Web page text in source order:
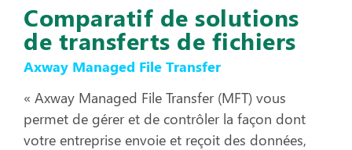
Comparatif de solutions
de transferts de fichiers
Axway Managed File Transfer
« Axway Managed File Transfer (MFT) vous
permet de gérer et de contrôler la façon dont
votre entreprise envoie et reçoit des données,